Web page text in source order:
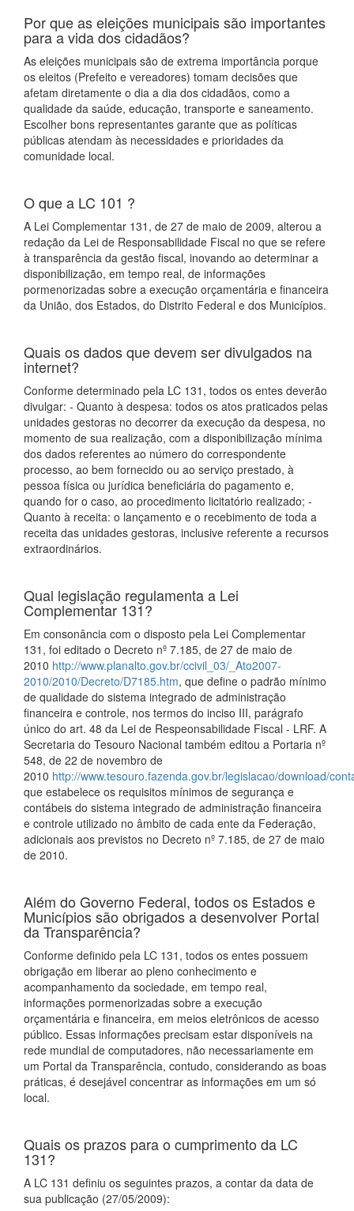
Por que as eleições municipais são importantes
para a vida dos cidadãos?
As eleições municipais são de extrema importância porque
os eleitos (Prefeito e vereadores) tomam decisões que
afetam diretamente o dia a dia dos cidadãos, como a
qualidade da saúde, educação, transporte e saneamento.
Escolher bons representantes garante que as políticas
públicas atendam às necessidades e prioridades da
comunidade local.
O que a LC 101 ?
A Lei Complementar 131, de 27 de maio de 2009, alterou a
redação da Lei de Responsabilidade Fiscal no que se refere
à transparência da gestão fiscal, inovando ao determinar a
disponibilização, em tempo real, de informações
pormenorizadas sobre a execução orçamentária e financeira
da União, dos Estados, do Distrito Federal e dos Municípios.
Quais os dados que devem ser divulgados na
internet?
Conforme determinado pela LC 131, todos os entes deverão
divulgar: - Quanto à despesa: todos os atos praticados pelas
unidades gestoras no decorrer da execução da despesa, no
momento de sua realização, com a disponibilização mínima
dos dados referentes ao número do correspondente
processo, ao bem fornecido ou ao serviço prestado, à
pessoa física ou jurídica beneficiária do pagamento e,
quando for o caso, ao procedimento licitatório realizado; -
Quanto à receita: o lançamento e o recebimento de toda a
receita das unidades gestoras, inclusive referente a recursos
extraordinários.
Qual legislação regulamenta a Lei
Complementar 131?
Em consonância com o disposto pela Lei Complementar
131, foi editado o Decreto nº 7.185, de 27 de maio de
2010 http://www.planalto.gov.br/ccivil_03/_Ato2007-
2010/2010/Decreto/D7185.htm, que define o padrão mínimo
de qualidade do sistema integrado de administração
financeira e controle, nos termos do inciso III, parágrafo
único do art. 48 da Lei de Respeonsabilidade Fiscal - LRF. A
Secretaria do Tesouro Nacional também editou a Portaria nº
548, de 22 de novembro de
2010 http://www.tesouro.fazenda.gov.br/legislacao/download/
que estabelece os requisitos mínimos de segurança e
contábeis do sistema integrado de administração financeira
e controle utilizado no âmbito de cada ente da Federação,
adicionais aos previstos no Decreto nº 7.185, de 27 de maio
de 2010.
Além do Governo Federal, todos os Estados e
Municípios são obrigados a desenvolver Portal
da Transparência?
Conforme definido pela LC 131, todos os entes possuem
obrigação em liberar ao pleno conhecimento e
acompanhamento da sociedade, em tempo real,
informações pormenorizadas sobre a execução
orçamentária e financeira, em meios eletrônicos de acesso
público. Essas informações precisam estar disponíveis na
rede mundial de computadores, não necessariamente em
um Portal da Transparência, contudo, considerando as boas
práticas, é desejável concentrar as informações em um só
local.
Quais os prazos para o cumprimento da LC
131?
A LC 131 definiu os seguintes prazos, a contar da data de
sua publicação (27/05/2009):